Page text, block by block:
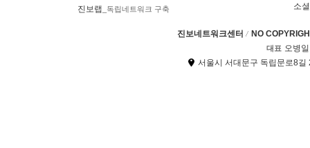
진보랩
_독립네트워크 구축
소
진보네트워크센터 NO
대표 오병일
서울시 서대문구 독립문로8길